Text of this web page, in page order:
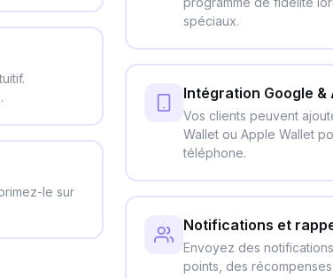
le sur
spéciaux.
Intégration Google &
Vos clients peuvent
Wallet ou Apple Wallet
téléphone.
Notifications et
Envoyez des
points, des